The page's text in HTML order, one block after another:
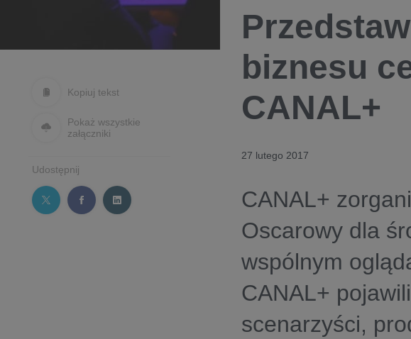
Kopiuj tekst
Pokaż wszystkie
załączniki
Udostępnij
biznesu
CANAL+
27 lutego 2017
CANAL+
Oscarowy dla
wspólnym
CANAL+
scenarzyści,